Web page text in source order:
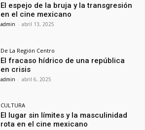
El espejo de la bruja y la transgresión
en el cine mexicano
admin - abril 13, 2025
De La Región Centro
El fracaso hídrico de una república
en crisis
admin - abril 6, 2025
CULTURA
El lugar sin límites y la masculinidad
rota en el cine mexicano